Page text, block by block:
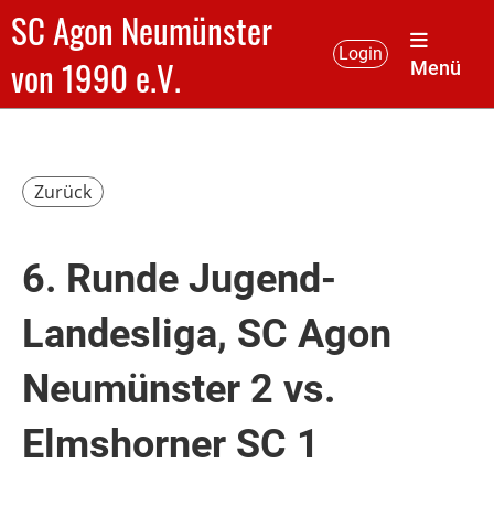
SC Agon Neumünster
von 1990 e.V.
Login
Menü
Zurück
6. Runde Jugend-
Landesliga, SC Agon
Neumünster 2 vs.
Elmshorner SC 1